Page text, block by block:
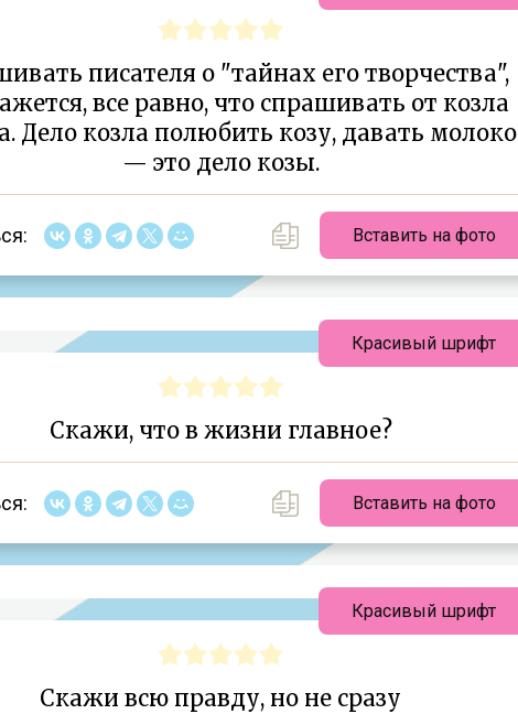
писателя о "тайнах его творчества",
все равно, что спрашивать от козла
Дело козла полюбить козу, давать молоко
— это дело козы.
Вставить на фото
Скажи, что в жизни главное?
Вставить на фото
Красивый шрифт
Скажи всю правду, но не сразу
Красивый шрифт